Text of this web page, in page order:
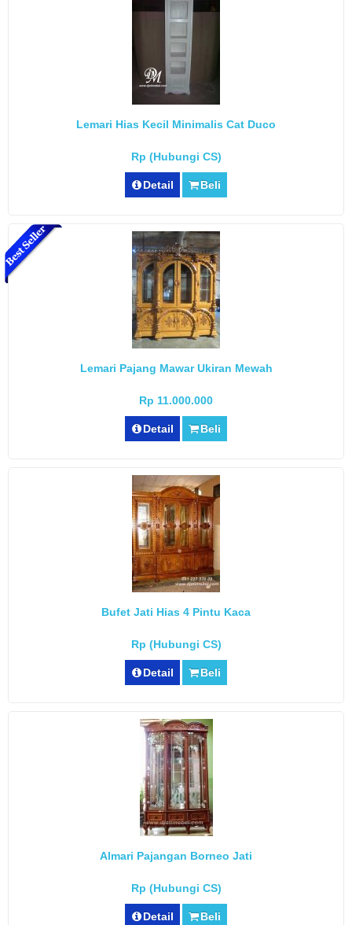
Lemari Hias Kecil Minimalis Cat Duco
Rp (Hubungi CS)
Detail Beli
Lemari Pajang Mawar Ukiran Mewah
Rp 11.000.000
Detail Beli
Bufet Jati Hias 4 Pintu Kaca
Rp (Hubungi CS)
Detail Beli
Almari Pajangan Borneo Jati
Rp (Hubungi CS)
Detail Beli